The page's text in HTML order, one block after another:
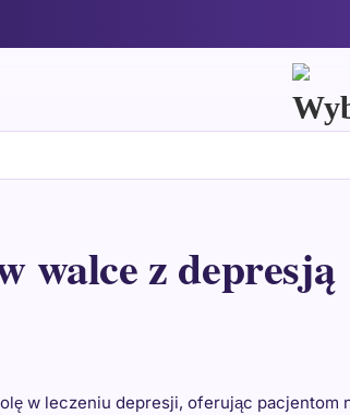
walce z depresją
w leczeniu depresji, oferując pacjentom